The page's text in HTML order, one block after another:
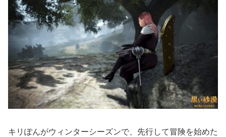
キリぽんがウィンターシーズンで、先行して冒険を始めた